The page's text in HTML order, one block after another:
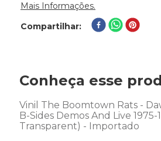
Mais Informações.
Compartilhar
Conheça esse
Vinil The Boomtown Rats -
B-Sides Demos And Live 1975-
Transparent) - Importado